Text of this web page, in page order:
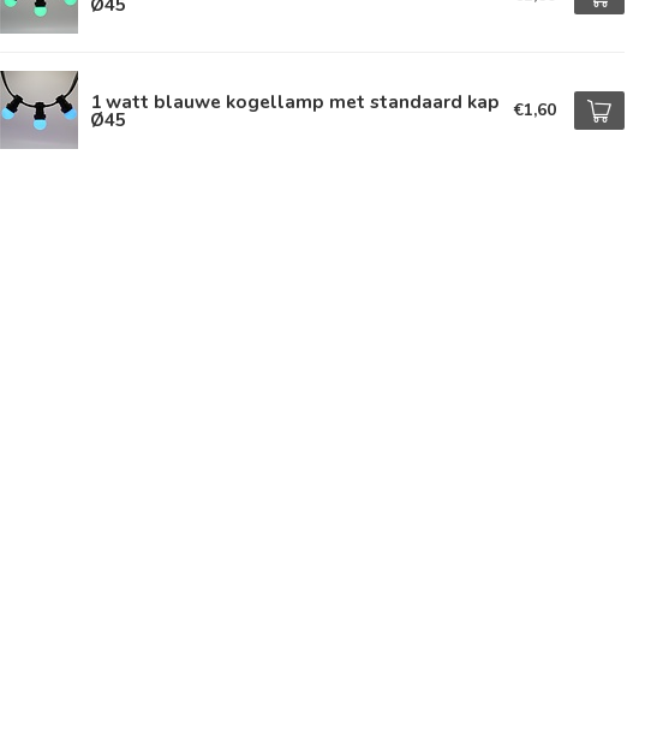
1 watt blauwe kogellamp met standaard kap
Ø45 €1,60